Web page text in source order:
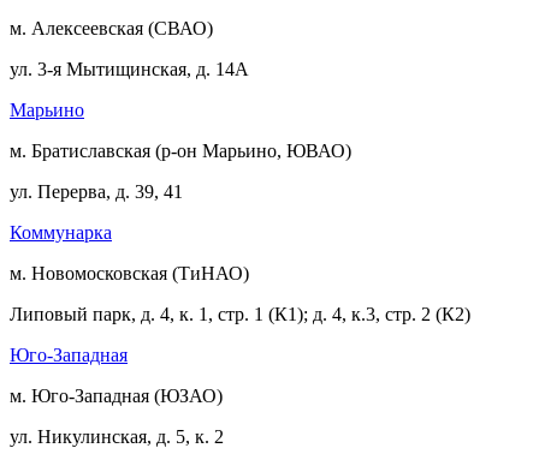
м. Алексеевская (СВАО)
ул. 3-я Мытищинская, д. 14А
Марьино
м. Братиславская (р-он Марьино, ЮВАО)
ул. Перерва, д. 39, 41
Коммунарка
м. Новомосковская (ТиНАО)
Липовый парк, д. 4, к. 1, стр. 1 (К1); д. 4, к.3, стр. 2 (К2)
Юго-Западная
м. Юго-Западная (ЮЗАО)
ул. Никулинская, д. 5, к. 2